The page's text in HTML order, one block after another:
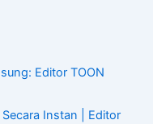
Editor TOON
Secara Instan | Editor